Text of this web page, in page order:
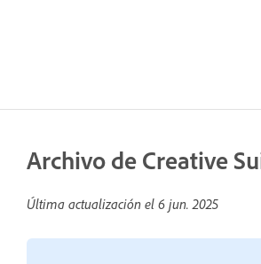
Archivo de Creative
Última actualización el 6 jun. 2025